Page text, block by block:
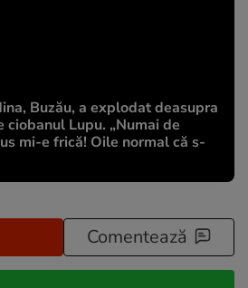
Buzău, a explodat deasupra
Lupu. „Numai de
mi-e frică! Oile normal că s-
Comentează